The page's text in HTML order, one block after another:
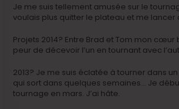
Je me suis tellement amusée sur le
voulais plus quitter le plateau et me lancer
Projets 2014? Entre Brad et Tom mon cœur
peur de décevoir l’un en tournant avec
2013? Je me suis éclatée à tourner dans
qui sort dans quelques semaines… Je
tournage en mars. J’ai hâte.